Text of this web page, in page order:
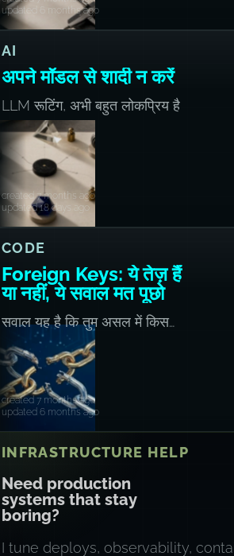
updated 6 months ago
AI
अपने मॉडल से शादी न करें
LLM रूटिंग, अभी बहुत लोकप्रिय है
created 7 months ago
updated 18 days ago
CODE
Foreign Keys: ये तेज़ हैं
या नहीं, ये सवाल मत पूछो
सवाल यह है कि तुम असल में किस
चीज़ को ऑप्टिमाइज़ कर रहे हो।
created 7 months ago
updated 6 months ago
INFRASTRUCTURE HELP
Need production
systems that stay
boring?
I tune deploys, observability,